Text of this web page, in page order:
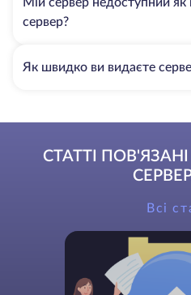
сервер?
Як швидко ви видаєте
СТАТТІ
Всі